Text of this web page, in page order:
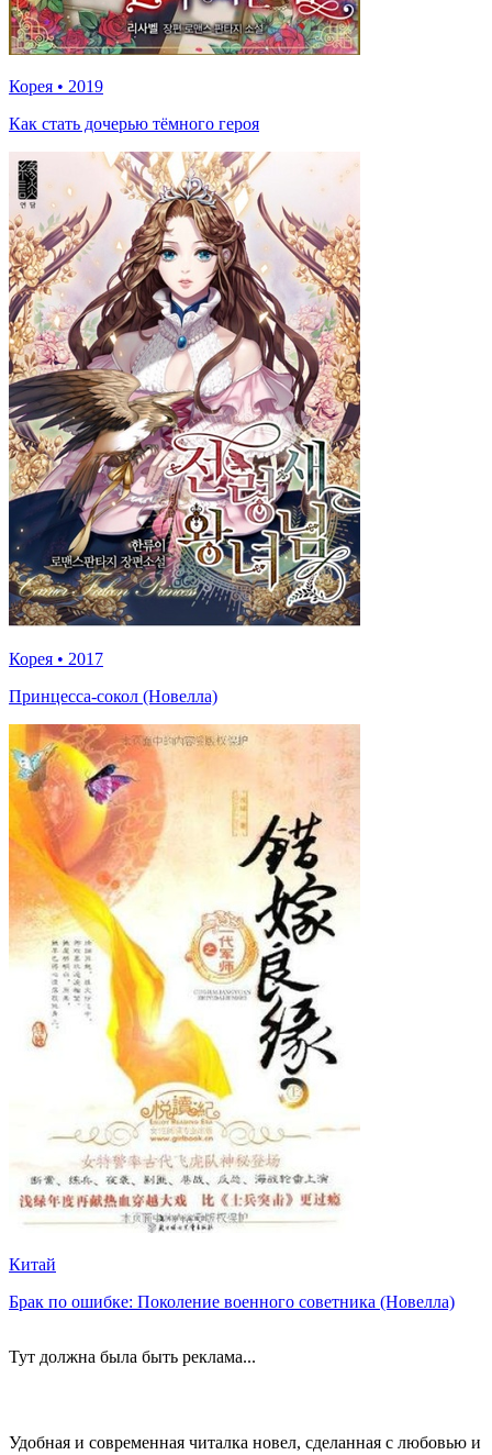
Корея • 2019
Как стать дочерью тёмного героя
Корея • 2017
Принцесса-сокол (Новелла)
Китай
Брак по ошибке: Поколение военного советника (Новелла)
Тут должна была быть реклама...
Удобная и современная читалка новел, сделанная с любовью и